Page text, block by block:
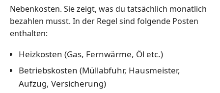
Nebenkosten. Sie zeigt, was du tatsächlich monatlich
bezahlen musst. In der Regel sind folgende Posten
enthalten:
Heizkosten (Gas, Fernwärme, Öl etc.)
Betriebskosten (Müllabfuhr, Hausmeister,
Aufzug, Versicherung)